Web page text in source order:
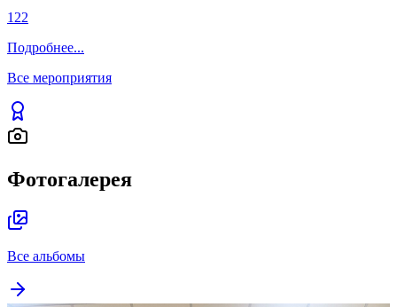
122
Подробнее...
Все мероприятия
Фотогалерея
Все альбомы